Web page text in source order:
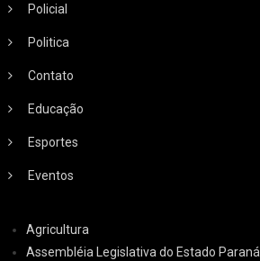
Policial
Politica
Contato
Educação
Esportes
Eventos
Agricultura
Assembléia Legislativa do Estado Paraná